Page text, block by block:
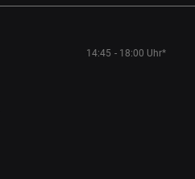
14:45 - 18:00 Uhr*